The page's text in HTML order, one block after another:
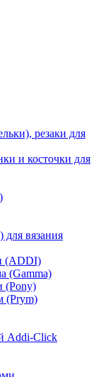
резаки для
и косточки для
вязания
(ADDI)
(Gamma)
(Pony)
(Prym)
Addi-Click